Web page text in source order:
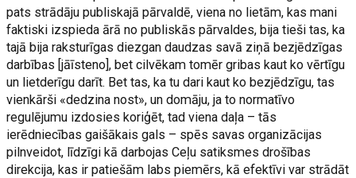
pats strādāju publiskajā pārvaldē, viena no lietām, kas mani
faktiski izspieda ārā no publiskās pārvaldes, bija tieši tas, ka
tajā bija raksturīgas diezgan daudzas savā ziņā bezjēdzīgas
darbības [jāīsteno], bet cilvēkam tomēr gribas kaut ko vērtīgu
un lietderīgu darīt. Bet tas, ka tu dari kaut ko bezjēdzīgu, tas
vienkārši «dedzina nost», un domāju, ja to normatīvo
regulējumu izdosies koriģēt, tad viena daļa – tās
ierēdniecības gaišākais gals – spēs savas organizācijas
pilnveidot, līdzīgi kā darbojas Ceļu satiksmes drošības
direkcija, kas ir patiešām labs piemērs, kā efektīvi var strādāt